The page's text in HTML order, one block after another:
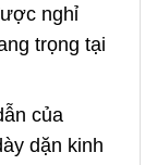
nghỉ
trọng tại
của
dặn kinh